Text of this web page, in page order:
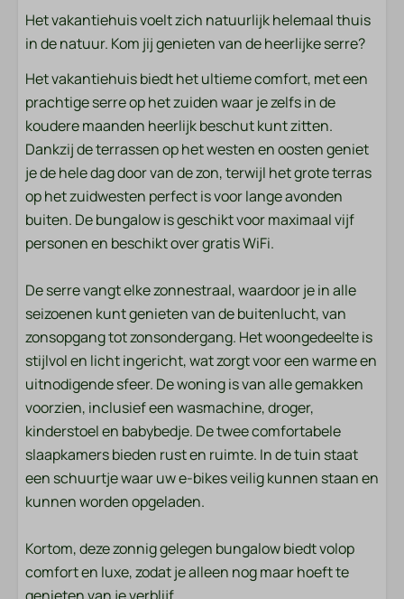
Sportveld (voetbal, volleybal, badminton)
Wasmachine en droger (betaald)
Badkamer
Handdoeken
Slaapkamer
Beddengoed
Familie/Kinderen
Kinderstoel
Traphekje
Wassen en drogen
Droger
Wasmachine
Entertainment
Wifi
Ligging
Het vakantiehuis voelt zich natuurlijk helemaal thuis
in de natuur. Kom jij genieten van de heerlijke serre?
Het vakantiehuis biedt het ultieme comfort, met een
prachtige serre op het zuiden waar je zelfs in de
koudere maanden heerlijk beschut kunt zitten.
Dankzij de terrassen op het westen en oosten geniet
je de hele dag door van de zon, terwijl het grote terras
op het zuidwesten perfect is voor lange avonden
buiten. De bungalow is geschikt voor maximaal vijf
personen en beschikt over gratis WiFi.
De serre vangt elke zonnestraal, waardoor je in alle
seizoenen kunt genieten van de buitenlucht, van
zonsopgang tot zonsondergang. Het woongedeelte is
stijlvol en licht ingericht, wat zorgt voor een warme en
uitnodigende sfeer. De woning is van alle gemakken
voorzien, inclusief een wasmachine, droger,
kinderstoel en babybedje. De twee comfortabele
slaapkamers bieden rust en ruimte. In de tuin staat
een schuurtje waar uw e-bikes veilig kunnen staan en
kunnen worden opgeladen.
Kortom, deze zonnig gelegen bungalow biedt volop
comfort en luxe, zodat je alleen nog maar hoeft te